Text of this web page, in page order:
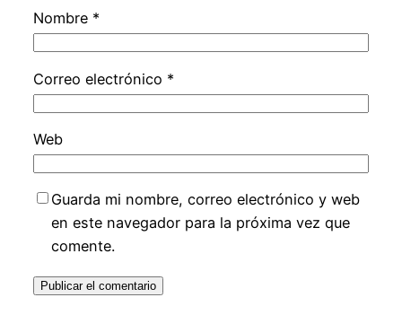
Nombre *
Correo electrónico *
Web
Guarda mi nombre, correo electrónico y web
en este navegador para la próxima vez que
comente.